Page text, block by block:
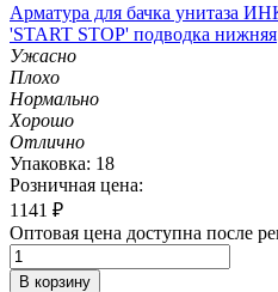
Арматура для бачка
'START STOP' подводка нижняя
Ужасно
Плохо
Нормально
Хорошо
Отлично
Упаковка: 18
Розничная цена:
1141 ₽
Оптовая цена доступна после
В корзину